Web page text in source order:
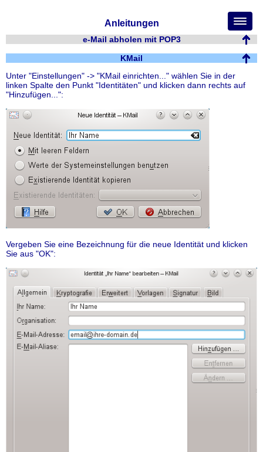
Anleitungen
e-Mail abholen mit POP3
KMail
Unter "Einstellungen" -> "KMail einrichten..." wählen Sie in der
linken Spalte den Punkt "Identitäten" und klicken dann rechts auf
"Hinzufügen...":
Vergeben Sie eine Bezeichnung für die neue Identität und klicken
Sie aus "OK":